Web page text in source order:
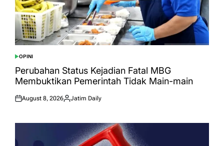
POSTED
IN
OPINI
Perubahan Status Kejadian Fatal MBG
Membuktikan Pemerintah Tidak Main-main
Posted
August 8, 2026
Posted
Jatim Daily